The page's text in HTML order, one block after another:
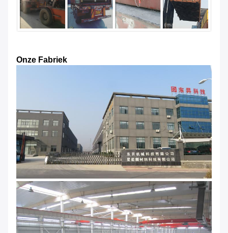
Onze Fabriek